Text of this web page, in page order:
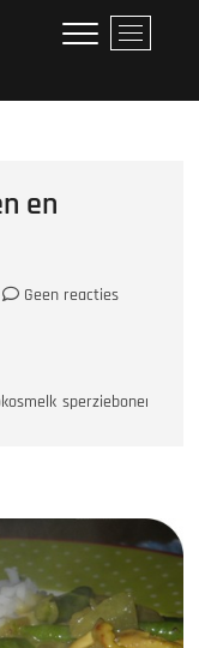
M
e
en
Geen reacties
sperziebonen